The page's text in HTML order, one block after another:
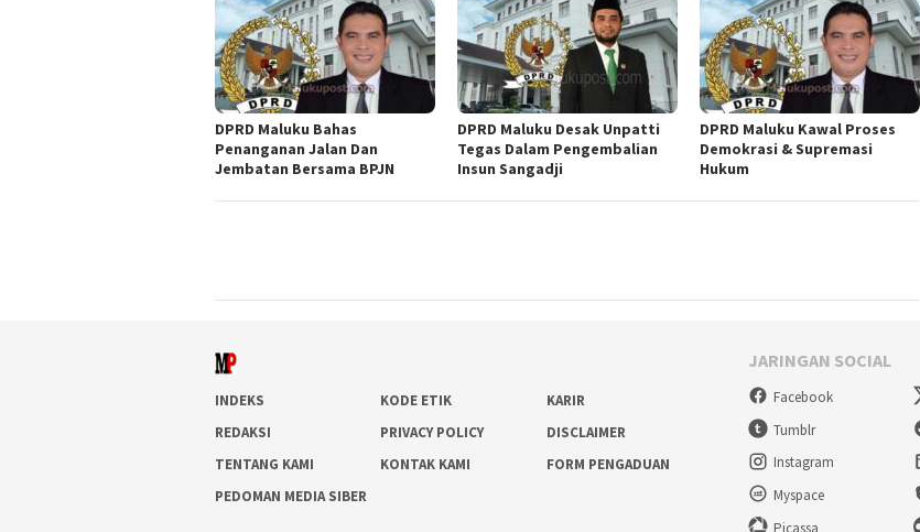
DPRD Maluku Bahas
Penanganan Jalan Dan
Jembatan Bersama BPJN
DPRD Maluku Desak Unpatti
Tegas Dalam Pengembalian
Insun Sangadji
DPRD Maluku Kawal Proses
Demokrasi & Supremasi
Hukum
INDEKS KODE ETIK
KARIR
REDAKSI
PRIVACY POLICY
DISCLAIMER
TENTANG KAMI
KONTAK KAMI
FORM PENGADUAN
PEDOMAN MEDIA SIBER
JARINGAN SOCIAL
Facebook
Tumblr
Instagram
Myspace
Picassa